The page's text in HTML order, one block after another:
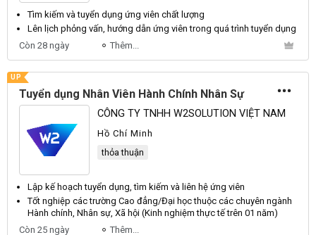
Tìm kiếm vàtuyển dụng ứng viên chất lượng
Lên lịch phỏng vấn, hướng dẫn ứng viên trong quá trìnhtuyển dụng
Còn 28 ngày
Thêm...
UP
Tuyển dụng Nhân Viên Hành Chính Nhân Sự
CÔNG TY TNHH W2SOLUTION VIỆT NAM
Hồ Chí Minh
thỏa thuận
Lập kế hoạchtuyển dụng, tìm kiếm và liên hệ ứng viên
Tốt nghiệp các trường Cao đẳng/Đại học thuộc các chuyên ngành
Hành chính, Nhân sự, Xã hội (Kinh nghiệm thực tế trên 01 năm)
Còn 25 ngày
Thêm...